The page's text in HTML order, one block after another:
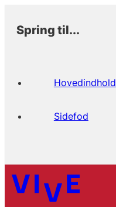
Spring til...
Hovedindhold
Sidefod